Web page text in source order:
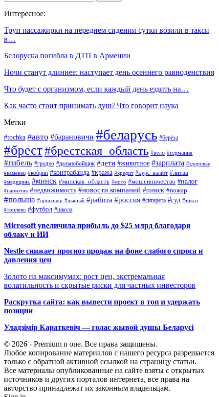
Интересное:
Труп пассажирки на переднем сидении сутки возили в такси
в…
Белоруска погибла в ДТП в Армении
Ночи станут длиннее: наступает день осеннего равноденствия
Что будет с организмом, если каждый день ездить на…
Как часто стоит принимать душ? Что говорит наука
Метки
#tochka #авто #барановичи #беларусь #берёза
#брест#брестская_область #вело #германия
#гибель #гродно #дальнобойщик #дети #животное #зарплата #здоровье
#каменец #кобрин #контрабанда #кража #кредит #курс_валют #литва
#медицина #минск #минская_область #мото #мошенничество #налог
#наркотик #недвижимость #новости компаний #пинск #пожар
#польша #приговор #пьяный #работа #россия #сигарета #суд #такси
#топливо #футбол #школа
Microsoft увеличила прибыль до $25 млрд благодаря
облаку и ИИ
Nestle снижает прогноз продаж на фоне слабого спроса и
давления цен
Золото на максимумах: рост цен, экстремальная
волатильность и скрытые риски для частных инвесторов
Раскрутка сайта: как вывести проект в топ и удержать
позиции
Уладзімір Караткевіч — голас жывой душы Беларусі
© 2026 - Premium n one. Все права защищены.
Любое копирование материалов с нашего ресурса разрешается
только с обратной активной ссылкой на страницу статьи.
Все материалы опубликованные на сайте взяты с открытых
источников и других порталов интернета, все права на
авторство принадлежат их законным владельцам.